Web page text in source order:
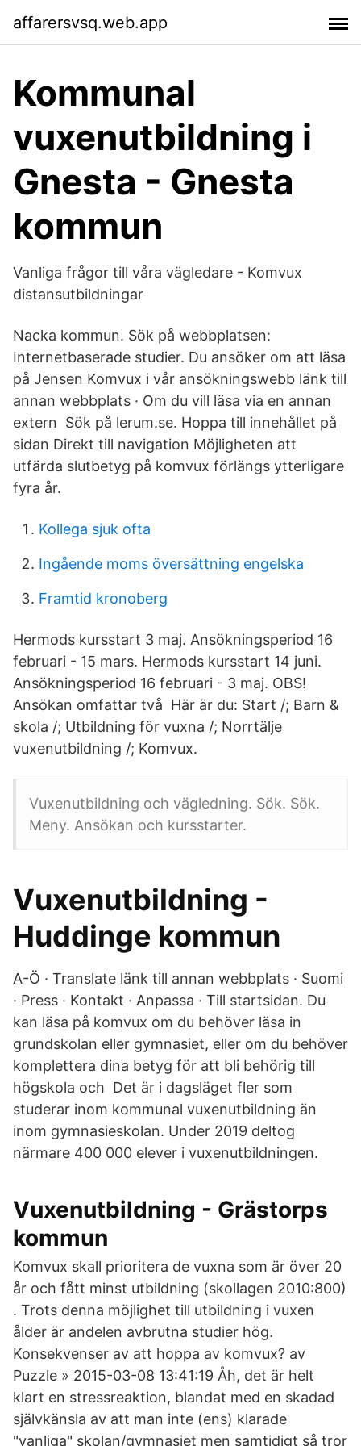
affarersvsq.web.app
Kommunal
vuxenutbildning i
Gnesta - Gnesta
kommun
Vanliga frågor till våra vägledare - Komvux
distansutbildningar
Nacka kommun. Sök på webbplatsen:
Internetbaserade studier. Du ansöker om att läsa
på Jensen Komvux i vår ansökningswebb länk till
annan webbplats · Om du vill läsa via en annan
extern Sök på lerum.se. Hoppa till innehållet på
sidan Direkt till navigation Möjligheten att
utfärda slutbetyg på komvux förlängs ytterligare
fyra år.
Kollega sjuk ofta
Ingående moms översättning engelska
Framtid kronoberg
Hermods kursstart 3 maj. Ansökningsperiod 16
februari - 15 mars. Hermods kursstart 14 juni.
Ansökningsperiod 16 februari - 3 maj. OBS!
Ansökan omfattar två Här är du: Start /; Barn &
skola /; Utbildning för vuxna /; Norrtälje
vuxenutbildning /; Komvux.
Vuxenutbildning och vägledning. Sök. Sök.
Meny. Ansökan och kursstarter.
Vuxenutbildning -
Huddinge kommun
A-Ö · Translate länk till annan webbplats · Suomi
· Press · Kontakt · Anpassa · Till startsidan. Du
kan läsa på komvux om du behöver läsa in
grundskolan eller gymnasiet, eller om du behöver
komplettera dina betyg för att bli behörig till
högskola och Det är i dagsläget fler som
studerar inom kommunal vuxenutbildning än
inom gymnasieskolan. Under 2019 deltog
närmare 400 000 elever i vuxenutbildningen.
Vuxenutbildning - Grästorps
kommun
Komvux skall prioritera de vuxna som är över 20
år och fått minst utbildning (skollagen 2010:800)
. Trots denna möjlighet till utbildning i vuxen
ålder är andelen avbrutna studier hög.
Konsekvenser av att hoppa av komvux? av
Puzzle » 2015-03-08 13:41:19 Åh, det är helt
klart en stressreaktion, blandat med en skadad
självkänsla av att man inte (ens) klarade
"vanliga" skolan/gymnasiet men samtidigt så tror